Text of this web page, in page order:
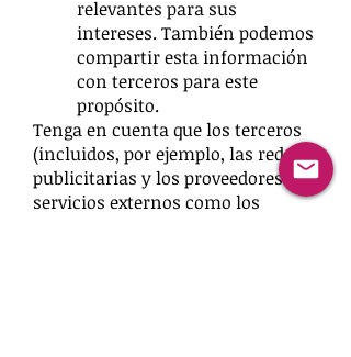
relevantes para sus
intereses. También podemos
compartir esta información
con terceros para este
propósito.
Tenga en cuenta que los terceros
(incluidos, por ejemplo, las redes
publicitarias y los proveedores de
servicios externos como los